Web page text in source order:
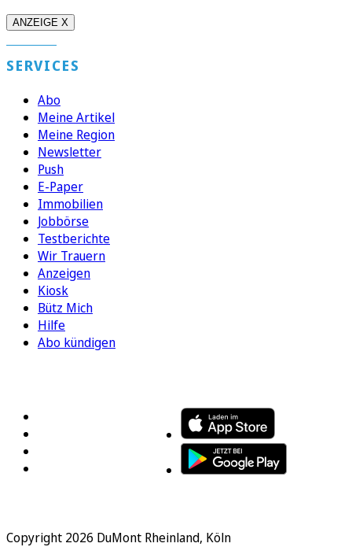
ANZEIGE X
SERVICES
Abo
Meine Artikel
Meine Region
Newsletter
Push
E-Paper
Immobilien
Jobbörse
Testberichte
Wir Trauern
Anzeigen
Kiosk
Bütz Mich
Hilfe
Abo kündigen
Copyright 2026 DuMont Rheinland, Köln